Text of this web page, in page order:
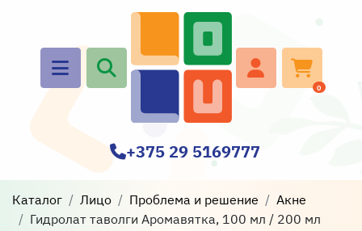
0
+375 29 5169777
Каталог Лицо Проблема и решение
Акне
Гидролат таволги Аромавятка, 100 мл / 200 мл